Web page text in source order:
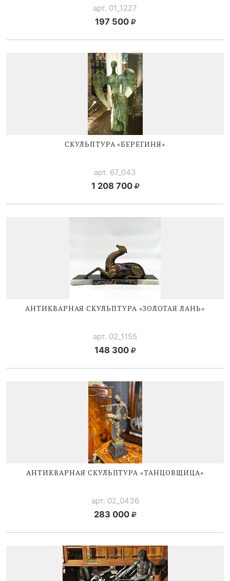
арт. 01_1227
197 500
СКУЛЬПТУРА «БЕРЕГИНЯ»
арт. 67_043
1 208 700
АНТИКВАРНАЯ СКУЛЬПТУРА «ЗОЛОТАЯ ЛАНЬ»
арт. 02_1155
148 300
АНТИКВАРНАЯ СКУЛЬПТУРА «ТАНЦОВЩИЦА»
арт. 02_0436
283 000